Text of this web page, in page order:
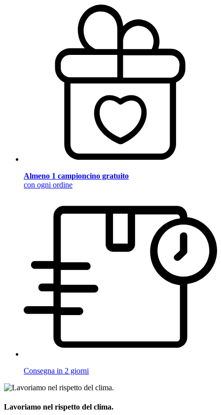
Almeno 1 campioncino gratuito
con ogni ordine
Consegna in 2 giorni
Lavoriamo nel rispetto del clima.